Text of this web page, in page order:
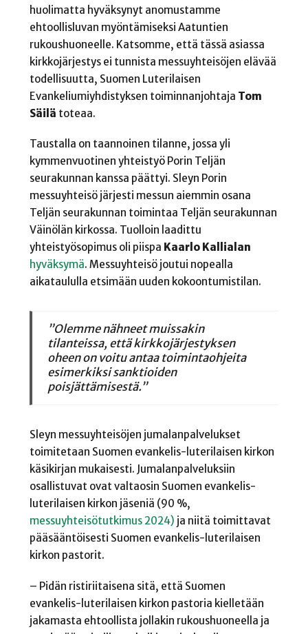
huolimatta hyväksynyt anomustamme
ehtoollisluvan myöntämiseksi Aatuntien
rukoushuoneelle. Katsomme, että tässä asiassa
kirkkojärjestys ei tunnista messuyhteisöjen elävää
todellisuutta, Suomen Luterilaisen
Evankeliumiyhdistyksen toiminnanjohtaja Tom
Säilä toteaa.
Taustalla on taannoinen tilanne, jossa yli
kymmenvuotinen yhteistyö Porin Teljän
seurakunnan kanssa päättyi. Sleyn Porin
messuyhteisö järjesti messun aiemmin osana
Teljän seurakunnan toimintaa Teljän seurakunnan
Väinölän kirkossa. Tuolloin laadittu
yhteistyösopimus oli piispa Kaarlo Kallialan
hyväksymä. Messuyhteisö joutui nopealla
aikataululla etsimään uuden kokoontumistilan.
”Olemme nähneet muissakin
tilanteissa, että kirkkojärjestyksen
oheen on voitu antaa toimintaohjeita
esimerkiksi sanktioiden
poisjättämisestä.”
Sleyn messuyhteisöjen jumalanpalvelukset
toimitetaan Suomen evankelis-luterilaisen kirkon
käsikirjan mukaisesti. Jumalanpalveluksiin
osallistuvat ovat valtaosin Suomen evankelis-
luterilaisen kirkon jäseniä (90 %,
messuyhteisötutkimus 2024) ja niitä toimittavat
pääsääntöisesti Suomen evankelis-luterilaisen
kirkon pastorit.
– Pidän ristiriitaisena sitä, että Suomen
evankelis-luterilaisen kirkon pastoria kielletään
jakamasta ehtoollista jollakin rukoushuoneella ja